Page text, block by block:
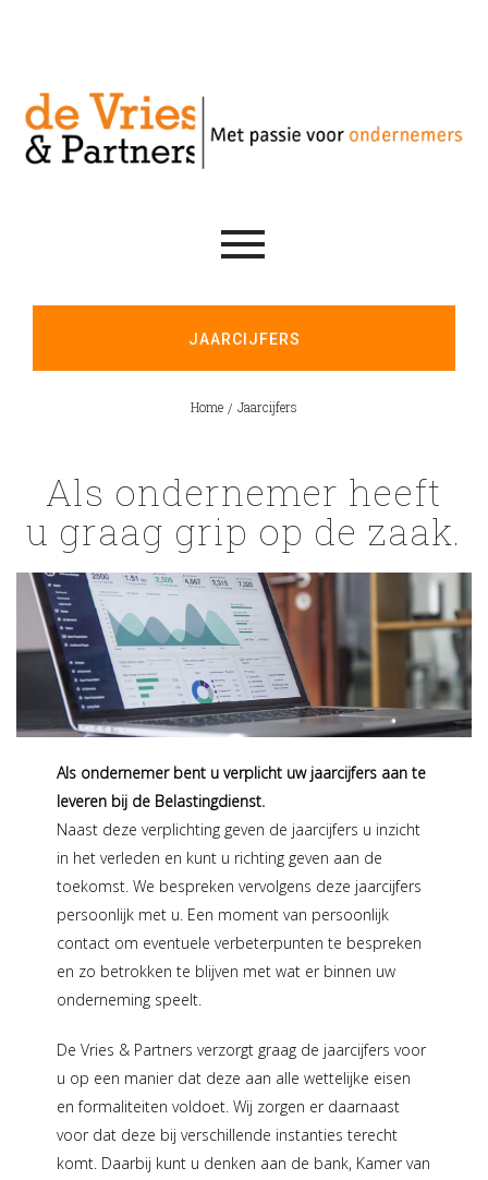
JAARCIJFERS
Home / Jaarcijfers
Als ondernemer heeft
u graag grip op de zaak.
Als ondernemer bent u verplicht uw jaarcijfers aan te
leveren bij de Belastingdienst.
Naast deze verplichting geven de jaarcijfers u inzicht
in het verleden en kunt u richting geven aan de
toekomst. We bespreken vervolgens deze jaarcijfers
persoonlijk met u. Een moment van persoonlijk
contact om eventuele verbeterpunten te bespreken
en zo betrokken te blijven met wat er binnen uw
onderneming speelt.
De Vries & Partners verzorgt graag de jaarcijfers voor
u op een manier dat deze aan alle wettelijke eisen
en formaliteiten voldoet. Wij zorgen er daarnaast
voor dat deze bij verschillende instanties terecht
komt. Daarbij kunt u denken aan de bank, Kamer van